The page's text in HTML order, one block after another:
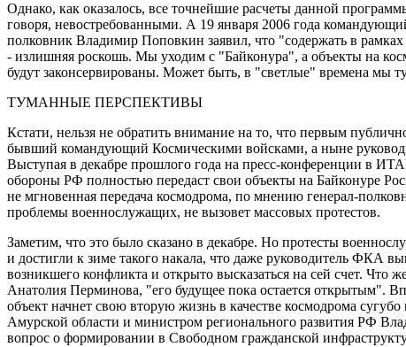
Однако, как оказалось, все точнейшие расчеты данной
говоря, невостребованными. А 19 января 2006 года
полковник Владимир Поповкин заявил, что "содержать в
- излишняя роскошь. Мы уходим с "Байконура", а объекты на
будут законсервированы. Может быть, в "светлые" времена мы
ТУМАННЫЕ ПЕРСПЕКТИВЫ
Кстати, нельзя не обратить внимание на то, что первым
бывший командующий Космическими войсками, а ныне
Выступая в декабре прошлого года на пресс-конференции в
обороны РФ полностью передаст свои объекты на Байконуре
не мгновенная передача космодрома, по мнению генерал-
проблемы военнослужащих, не вызовет массовых протестов.
Заметим, что это было сказано в декабре. Но протесты
и достигли к зиме такого накала, что даже руководитель ФКА
возникшего конфликта и открыто высказаться на сей счет. Что
Анатолия Перминова, "его будущее пока остается открытым".
объект начнет свою вторую жизнь в качестве космодрома
Амурской области и министром регионального развития РФ
вопрос о формировании в Свободном гражданской